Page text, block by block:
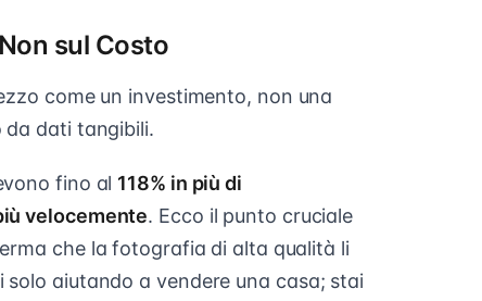
sul Costo
come un investimento, non una
da dati tangibili.
fino al 118% in più di
velocemente. Ecco il punto cruciale
che la fotografia di alta qualità li
aiutando a vendere una casa; stai